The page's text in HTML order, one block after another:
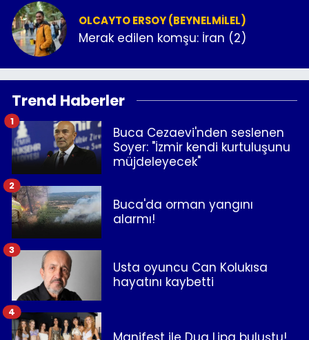
OLCAYTO ERSOY (BEYNELMILEL)
Merak edilen komşu: İran (2)
Trend Haberler
Buca Cezaevi'nden seslenen
Soyer: "İzmir kendi kurtuluşunu
müjdeleyecek"
1
Buca'da orman yangını
alarmı!
2
Usta oyuncu Can Kolukısa
hayatını kaybetti
3
4